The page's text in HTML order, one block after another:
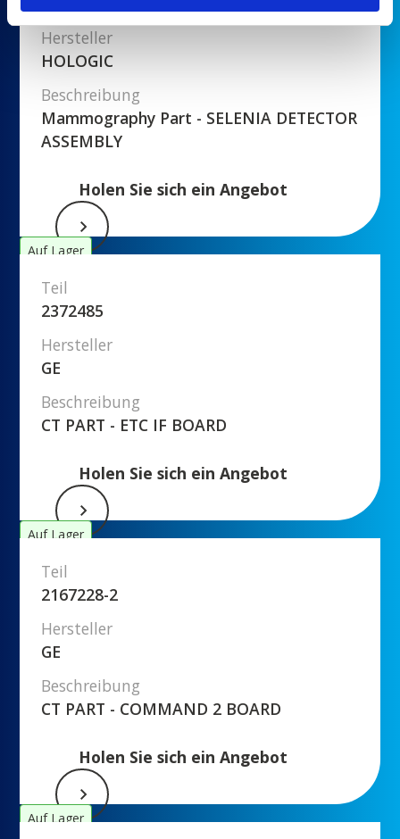
Hersteller
HOLOGIC
Beschreibung
Mammography Part - SELENIA DETECTOR
ASSEMBLY
Holen Sie sich ein Angebot
Auf Lager
Teil
2372485
Hersteller
GE
Beschreibung
CT PART - ETC IF BOARD
Holen Sie sich ein Angebot
Auf Lager
Teil
2167228-2
Hersteller
GE
Beschreibung
CT PART - COMMAND 2 BOARD
Holen Sie sich ein Angebot
Auf Lager